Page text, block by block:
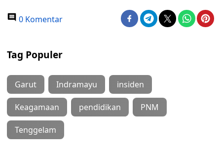
0 Komentar
Tag Populer
Garut Indramayu insiden
Keagamaan pendidikan PNM
Tenggelam